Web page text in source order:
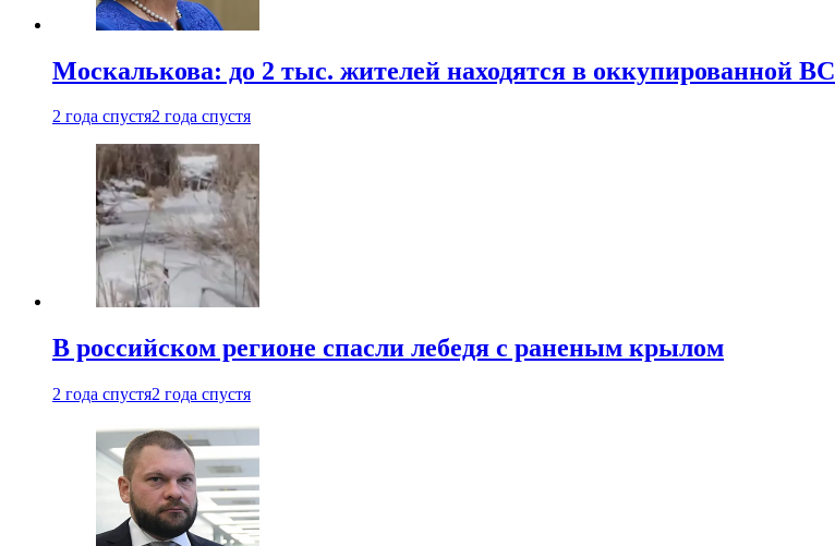
Москалькова: до 2 тыс. жителей находятся в оккупированной
2 года спустя2 года спустя
В российском регионе спасли лебедя с раненым крылом
2 года спустя2 года спустя